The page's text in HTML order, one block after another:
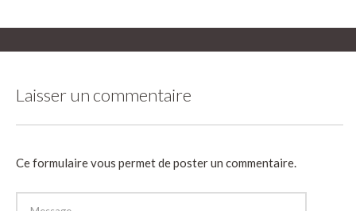
Laisser un commentaire
Ce formulaire vous permet de poster un commentaire.